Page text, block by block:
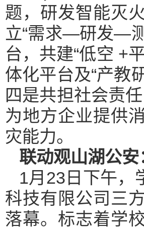
题，研发智能灭
立“需求—研发—
台，共建“低空 +
体化平台及“产教
四是共担社会责
为地方企业提供
灾能力。
联动观山湖公
1月23日下午，
科技有限公司三
落幕。标志着学